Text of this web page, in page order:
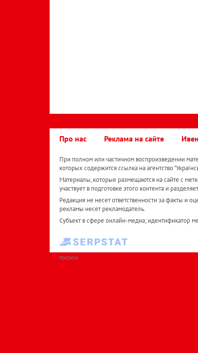
Про нас Реклама на сайте
При полном или частичном воспроизведении
которых содержится ссылка на агентство
Материалы, которые размещаются на сайте с
участвует в подготовке этого контента и
Редакция не несет ответственности за факты и
рекламы несет рекламодатель.
Субъект в сфере онлайн-медиа; идентификатор
РЕКЛАМА